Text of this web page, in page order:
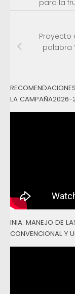
para la
Proyecto
palabra
LA CAMPAÑA2026-
INIA: MANEJO DE
CONVENCIONAL Y